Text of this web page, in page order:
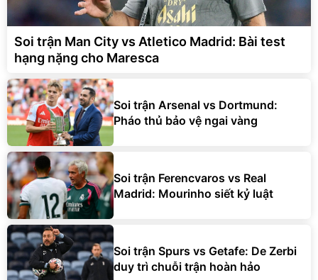
Soi trận Man City vs Atletico Madrid: Bài test
hạng nặng cho Maresca
Soi trận Arsenal vs Dortmund:
Pháo thủ bảo vệ ngai vàng
Soi trận Ferencvaros vs Real
Madrid: Mourinho siết kỷ luật
Soi trận Spurs vs Getafe: De Zerbi
duy trì chuỗi trận hoàn hảo